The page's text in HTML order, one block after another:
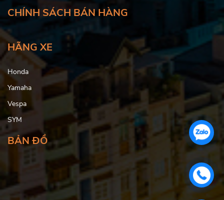
CHÍNH SÁCH BÁN HÀNG
HÃNG XE
Honda
Yamaha
Vespa
SYM
BẢN ĐỒ